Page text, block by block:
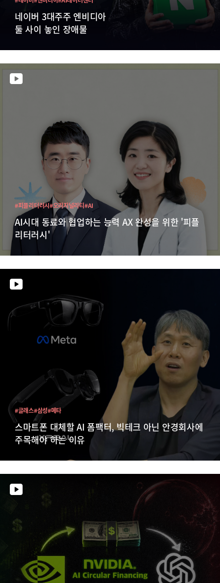
네이버 3대주주 엔비디아
둘 사이 놓인 장애물
AI시대 동료와 협업하는 능력 AX 완성을 위한 '피플
리터러시'
#피플리터러시#오리지널리티#AI
스마트폰 대체할 AI 폼팩터, 빅테크 아닌 안경회사에
주목해야 하는 이유
#글래스#삼성#메타